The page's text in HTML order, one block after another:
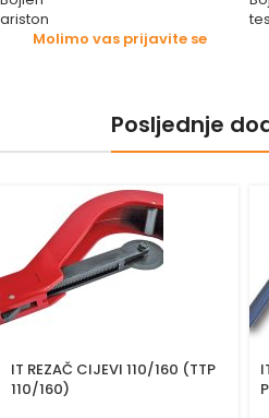
ariston
Molimo vas prijavite se
Posljednje
IT REZAČ CIJEVI 110/160 (TTP
110/160)